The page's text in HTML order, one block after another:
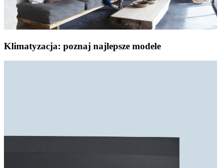
Klimatyzacja: poznaj najlepsze modele